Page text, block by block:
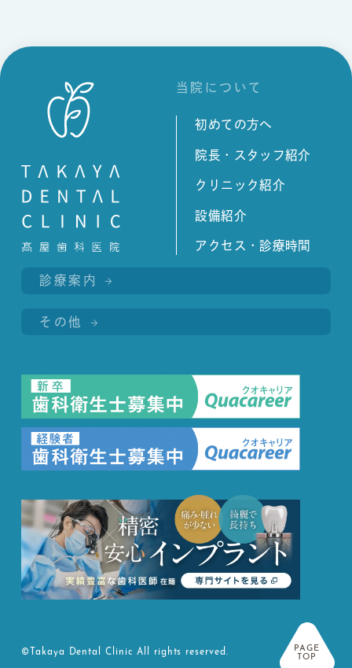
当院について
初めての方へ
院長・スタッフ紹介
クリニック紹介
設備紹介
アクセス・診療時間
診療案内
その他
©Takaya Dental Clinic All rights reserved. PAGE
TOP